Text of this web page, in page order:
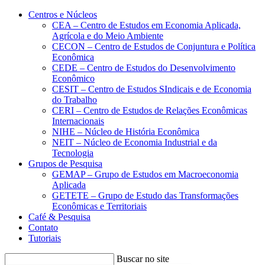
Conteúdo principal Menu principal
Centros e Núcleos
CEA – Centro de Estudos em Economia Aplicada,
Agrícola e do Meio Ambiente
CECON – Centro de Estudos de Conjuntura e Política
Econômica
CEDE – Centro de Estudos do Desenvolvimento
Econômico
CESIT – Centro de Estudos SIndicais e de Economia
do Trabalho
CERI – Centro de Estudos de Relações Econômicas
Internacionais
NIHE – Núcleo de História Econômica
NEIT – Núcleo de Economia Industrial e da
Tecnologia
Grupos de Pesquisa
GEMAP – Grupo de Estudos em Macroeconomia
Aplicada
GETETE – Grupo de Estudo das Transformações
Econômicas e Territoriais
Café & Pesquisa
Contato
Tutoriais
Buscar no site